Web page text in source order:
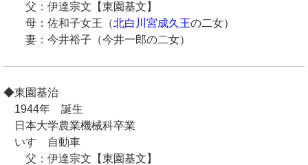
父：伊達宗文【東園基文】
母：佐和子女王（北白川宮成久王の二女）
妻：今井裕子（今井一郎の二女）
◆東園基治
1944年 誕生
日本大学農業機械科卒業
いすゞ自動車
父：伊達宗文【東園基文】